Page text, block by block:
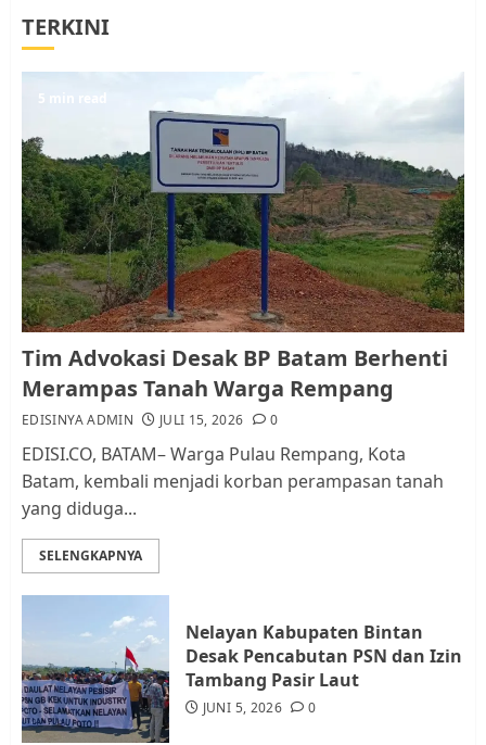
5
1
Pemko Batam Tegaskan RT dan
RW bukan Petugas Pendataan
dan Pemungutan Pajak
AGUSTUS 1, 2026 0
Kader Pajak jadi Penghubung
Pemerintah dan Masyarakat di
Lingkungan RT/RW
AGUSTUS 1, 2026
Warga Rempang Ajukan
Audiensi dengan Wali Kota
TERKINI
5 min read
Tim Advokasi Desak BP Batam Berhenti
Merampas Tanah Warga Rempang
EDISINYA ADMIN JULI 15, 2026 0
EDISI.CO, BATAM– Warga Pulau Rempang, Kota
Batam, kembali menjadi korban perampasan tanah
yang diduga...
SELENGKAPNYA
Nelayan Kabupaten Bintan
Desak Pencabutan PSN dan Izin
Tambang Pasir Laut
JUNI 5, 2026 0